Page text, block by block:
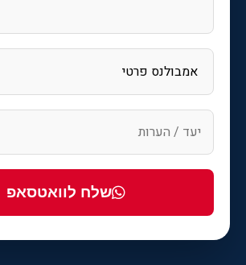
שלח לוואטסאפ